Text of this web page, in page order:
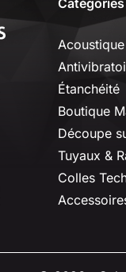
Catégories
Acoustique
Étanchéité
Boutique
Découpe
Tuyaux &
Colles